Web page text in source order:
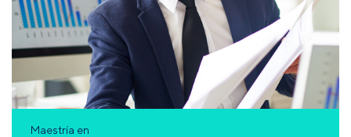
Maestría en